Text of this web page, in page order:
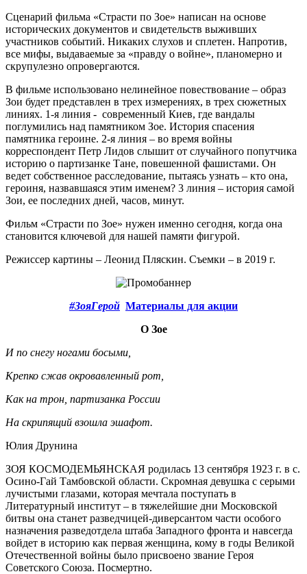
Сценарий фильма «Страсти по Зое» написан на основе
исторических документов и свидетельств выживших
участников событий. Никаких слухов и сплетен. Напротив,
все мифы, выдаваемые за «правду о войне», планомерно и
скрупулезно опровергаются.
В фильме использовано нелинейное повествование – образ
Зои будет представлен в трех измерениях, в трех сюжетных
линиях. 1-я линия - современный Киев, где вандалы
поглумились над памятником Зое. История спасения
памятника героине. 2-я линия – во время войны
корреспондент Петр Лидов слышит от случайного попутчика
историю о партизанке Тане, повешенной фашистами. Он
ведет собственное расследование, пытаясь узнать – кто она,
героиня, назвавшаяся этим именем? 3 линия – история самой
Зои, ее последних дней, часов, минут.
Фильм «Страсти по Зое» нужен именно сегодня, когда она
становится ключевой для нашей памяти фигурой.
Режиссер картины – Леонид Пляскин. Съемки – в 2019 г.
#ЗояГерой Материалы для акции
О Зое
И по снегу ногами босыми,
Крепко сжав окровавленный рот,
Как на трон, партизанка России
На скрипящий взошла эшафот.
Юлия Друнина
ЗОЯ КОСМОДЕМЬЯНСКАЯ родилась 13 сентября 1923 г. в с.
Осино-Гай Тамбовской области. Скромная девушка с серыми
лучистыми глазами, которая мечтала поступать в
Литературный институт – в тяжелейшие дни Московской
битвы она станет разведчицей-диверсантом части особого
назначения разведотдела штаба Западного фронта и навсегда
войдет в историю как первая женщина, кому в годы Великой
Отечественной войны было присвоено звание Героя
Советского Союза. Посмертно.